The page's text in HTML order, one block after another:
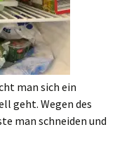
man sich ein
geht. Wegen des
man schneiden und